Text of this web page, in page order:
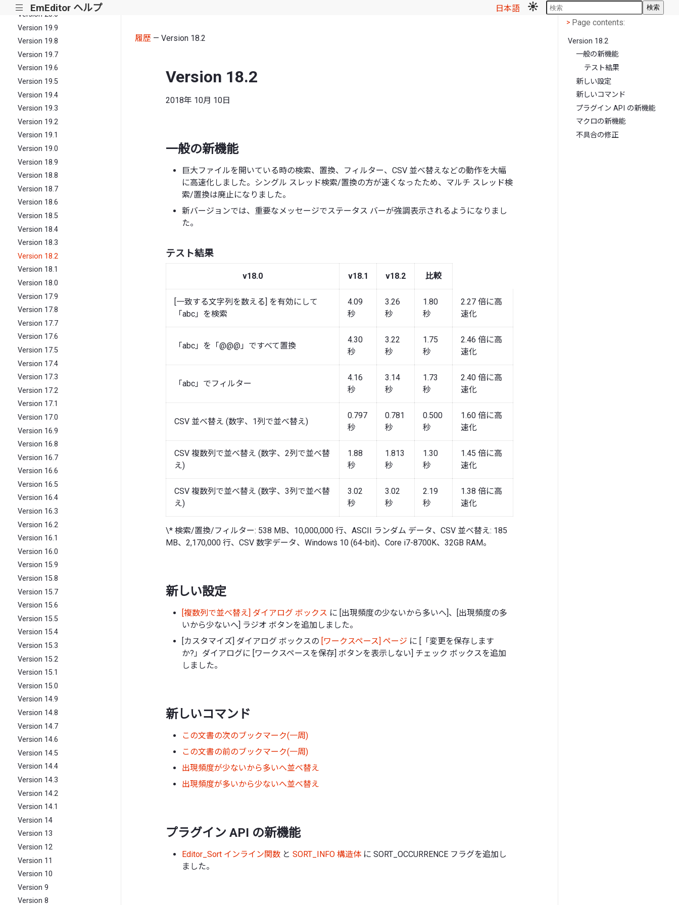
||| EmEditor ヘルプ 日本語 検索
Version 20.0
Version 19.9
Version 19.8
Version 19.7
Version 19.6
Version 19.5
Version 19.4
Version 19.3
Version 19.2
Version 19.1
Version 19.0
Version 18.9
Version 18.8
Version 18.7
Version 18.6
Version 18.5
Version 18.4
Version 18.3
Version 18.2
Version 18.1
Version 18.0
Version 17.9
Version 17.8
Version 17.7
Version 17.6
Version 17.5
Version 17.4
Version 17.3
Version 17.2
Version 17.1
Version 17.0
Version 16.9
Version 16.8
Version 16.7
Version 16.6
Version 16.5
Version 16.4
Version 16.3
Version 16.2
Version 16.1
Version 16.0
Version 15.9
Version 15.8
Version 15.7
Version 15.6
Version 15.5
Version 15.4
Version 15.3
Version 15.2
Version 15.1
Version 15.0
Version 14.9
Version 14.8
Version 14.7
Version 14.6
Version 14.5
Version 14.4
Version 14.3
Version 14.2
Version 14.1
Version 14
Version 13
Version 12
Version 11
Version 10
Version 9
Version 8
履歴 — Version 18.2
Version 18.2
2018年 10月 10日
一般の新機能
巨大ファイルを開いている時の検索、置換、フィルター、CSV 並べ替えなどの動作を大幅
に高速化しました。シングル スレッド検索/置換の方が速くなったため、マルチ スレッド検
索/置換は廃止になりました。
新バージョンでは、重要なメッセージでステータス バーが強調表示されるようになりまし
た。
テスト結果
v18.0 v18.1 v18.2 比較
[一致する文字列を数える] を有効にして
「abc」を検索
4.09
秒
3.26
秒
1.80
秒
2.27 倍に高
速化
「abc」を「@@@」ですべて置換
4.30
秒
3.22
秒
1.75
秒
2.46 倍に高
速化
「abc」でフィルター
4.16
秒
3.14
秒
1.73
秒
2.40 倍に高
速化
CSV 並べ替え (数字、1列で並べ替え)
0.797
秒
0.781
秒
0.500
秒
1.60 倍に高
速化
CSV 複数列で並べ替え (数字、2列で並べ替
え)
1.88
秒
1.813
秒
1.30
秒
1.45 倍に高
速化
CSV 複数列で並べ替え (数字、3列で並べ替
え)
3.02
秒
3.02
秒
2.19
秒
1.38 倍に高
速化
\* 検索/置換/フィルター: 538 MB、10,000,000 行、ASCII ランダム データ、CSV 並べ替え: 185
MB、2,170,000 行、CSV 数字データ、Windows 10 (64-bit)、Core i7-8700K、32GB RAM。
新しい設定
[複数列で並べ替え] ダイアログ ボックス に [出現頻度の少ないから多いへ]、[出現頻度の多
いから少ないへ] ラジオ ボタンを追加しました。
[カスタマイズ] ダイアログ ボックスの [ワークスペース] ページ に [「変更を保存します
か?」ダイアログに [ワークスペースを保存] ボタンを表示しない] チェック ボックスを追加
しました。
新しいコマンド
この文書の次のブックマーク(一周)
この文書の前のブックマーク(一周)
出現頻度が少ないから多いへ並べ替え
出現頻度が多いから少ないへ並べ替え
プラグイン API の新機能
Editor_Sort インライン関数 と SORT_INFO 構造体 に SORT_OCCURRENCE フラグを追加し
ました。
< Page contents
> Page contents:
Version 18.2
一般の新機能
テスト結果
新しい設定
新しいコマンド
プラグイン API の新機能
マクロの新機能
不具合の修正